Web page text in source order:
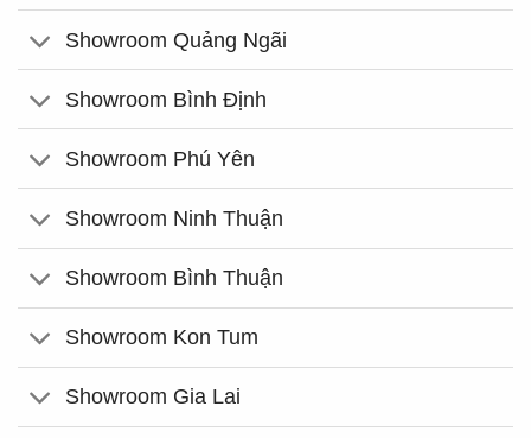
Showroom Quảng Ngãi
Showroom Bình Định
Showroom Phú Yên
Showroom Ninh Thuận
Showroom Bình Thuận
Showroom Kon Tum
Showroom Gia Lai